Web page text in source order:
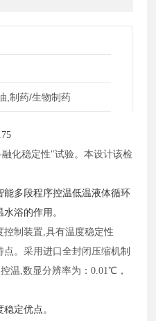
,制药/生物制药
融化稳定性"试验。本设计该检
能多段程序控温低温液体循环
浴的作用。
控制装置 ,具有温度稳定性
。采用进口全封闭压缩机制
温,数显分辨率为：0.01℃，
定优点。